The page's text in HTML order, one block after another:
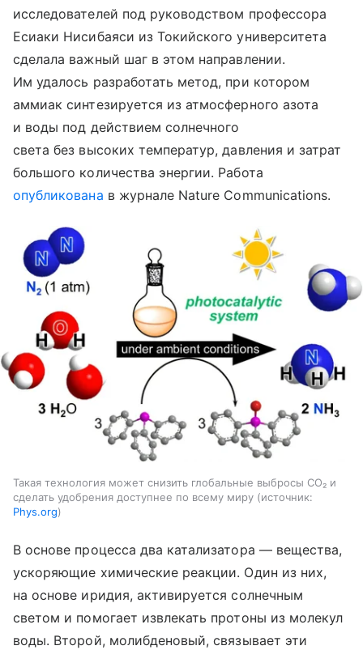
исследователей под руководством профессора
Есиаки Нисибаяси из Токийского университета
сделала важный шаг в этом направлении.
Им удалось разработать метод, при котором
аммиак синтезируется из атмосферного азота
и воды под действием солнечного
света без высоких температур, давления и затрат
большого количества энергии. Работа
опубликована в журнале Nature Communications.
Такая технология может снизить глобальные выбросы CO₂ и
сделать удобрения доступнее по всему миру
источник:
Phys.org
В основе процесса два катализатора — вещества,
ускоряющие химические реакции. Один из них,
на основе иридия, активируется солнечным
светом и помогает извлекать протоны из молекул
воды. Второй, молибденовый, связывает эти